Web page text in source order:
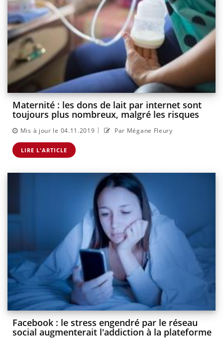
Maternité : les dons de lait par internet sont
toujours plus nombreux, malgré les risques
Mis à jour le 04.11.2019 | Par Mégane Fleury
LIRE L'ARTICLE
Facebook : le stress engendré par le réseau
social augmenterait l'addiction à la plateforme